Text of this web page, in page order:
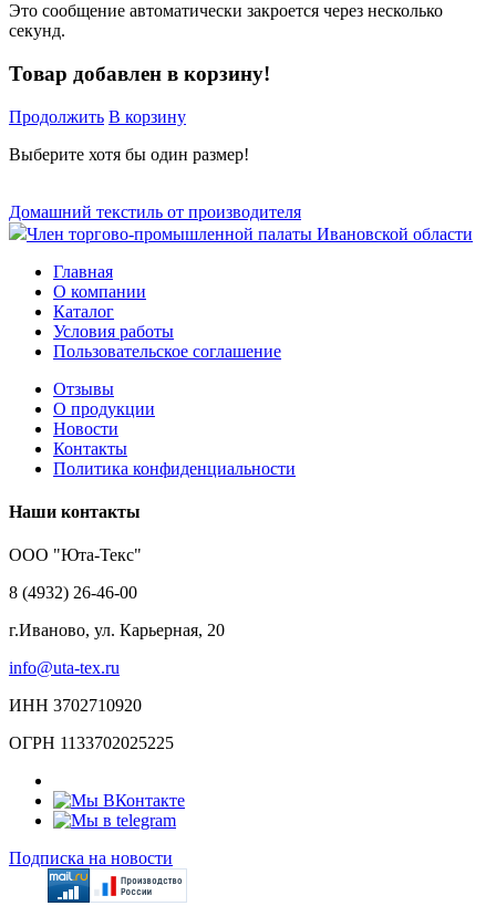
Это сообщение автоматически закроется через несколько
секунд.
Товар добавлен в корзину!
Продолжить В корзину
Выберите хотя бы один размер!
Домашний текстиль от производителя
Член торгово-промышленной палаты Ивановской области
Главная
О компании
Каталог
Условия работы
Пользовательское соглашение
Отзывы
О продукции
Новости
Контакты
Политика конфиденциальности
Наши контакты
ООО "Юта-Текс"
8 (4932) 26-46-00
г.Иваново, ул. Карьерная, 20
info@uta-tex.ru
ИНН 3702710920
ОГРН 1133702025225
Подписка на новости